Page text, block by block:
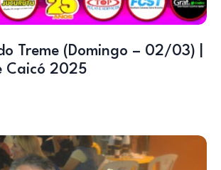
Treme (Domingo – 02/03) |
Caicó 2025